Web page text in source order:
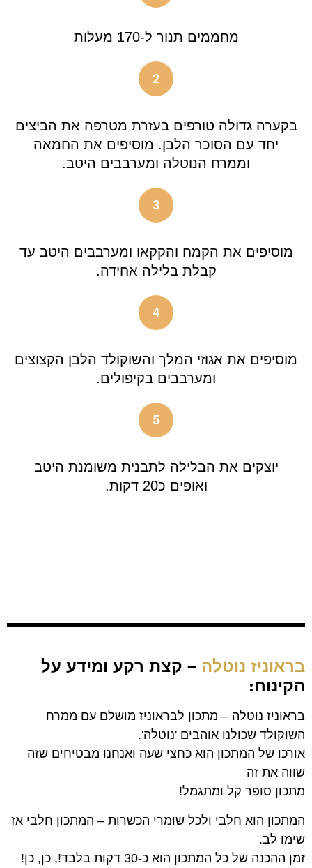
מחממים תנור ל-170 מעלות
2
בקערה גדולה טורפים בעזרת מטרפה את הביצים
יחד עם הסוכר הלבן. מוסיפים את החמאה
וממרח הנוטלה ומערבבים היטב.
3
מוסיפים את הקמח והקקאו ומערבבים היטב עד
קבלת בלילה אחידה.
4
מוסיפים את אגוזי המלך והשוקולד הלבן הקצוצים
ומערבבים בקיפולים.
5
יוצקים את הבלילה לתבנית משומנת היטב
ואופים כ20 דקות.
בראוניז נוטלה – קצת רקע ומידע על
הקינוח:
בראוניז נוטלה – מתכון לבראוניז מושלם עם ממרח
השוקולד שכולנו אוהבים 'נוטלה'.
אורכו של המתכון הוא כחצי שעה ואנחנו מבטיחים שזה
שווה את זה
מתכון סופר קל ומתגמל!
המתכון הוא חלבי ולכל שומרי הכשרות – המתכון חלבי אז
שימו לב.
זמן ההכנה של כל המתכון הוא כ-30 דקות בלבד!, כן, כן!